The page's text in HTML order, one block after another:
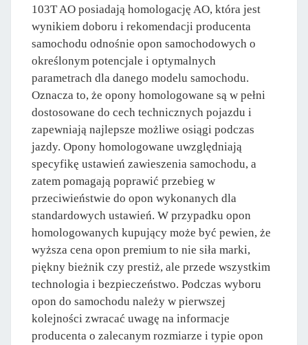
103T AO posiadają homologację AO, która jest
wynikiem doboru i rekomendacji producenta
samochodu odnośnie opon samochodowych o
określonym potencjale i optymalnych
parametrach dla danego modelu samochodu.
Oznacza to, że opony homologowane są w pełni
dostosowane do cech technicznych pojazdu i
zapewniają najlepsze możliwe osiągi podczas
jazdy. Opony homologowane uwzględniają
specyfikę ustawień zawieszenia samochodu, a
zatem pomagają poprawić przebieg w
przeciwieństwie do opon wykonanych dla
standardowych ustawień. W przypadku opon
homologowanych kupujący może być pewien, że
wyższa cena opon premium to nie siła marki,
piękny bieżnik czy prestiż, ale przede wszystkim
technologia i bezpieczeństwo. Podczas wyboru
opon do samochodu należy w pierwszej
kolejności zwracać uwagę na informacje
producenta o zalecanym rozmiarze i typie opon